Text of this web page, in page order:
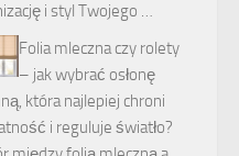
i styl Twojego …
Folia mleczna czy rolety
– jak wybrać osłonę
która najlepiej chroni
i reguluje światło?